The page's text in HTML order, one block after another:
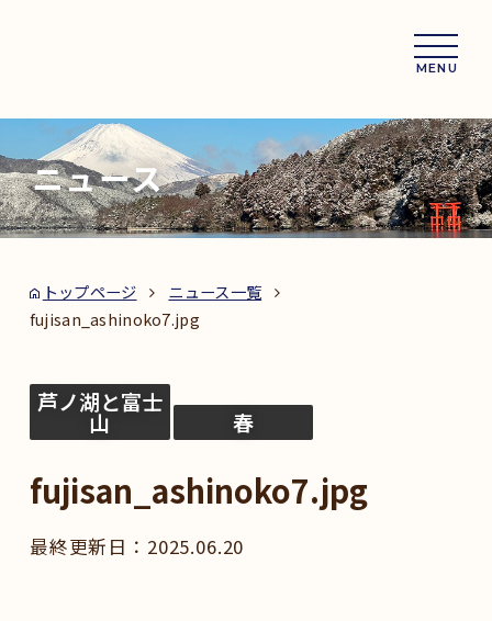
MENU
ニュース
トップページ
ニュース一覧
fujisan_ashinoko7.jpg
芦ノ湖と富士
山 春
fujisan_ashinoko7.jpg
2025.06.20